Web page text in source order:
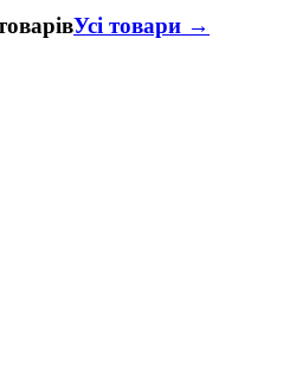
Усі товари →